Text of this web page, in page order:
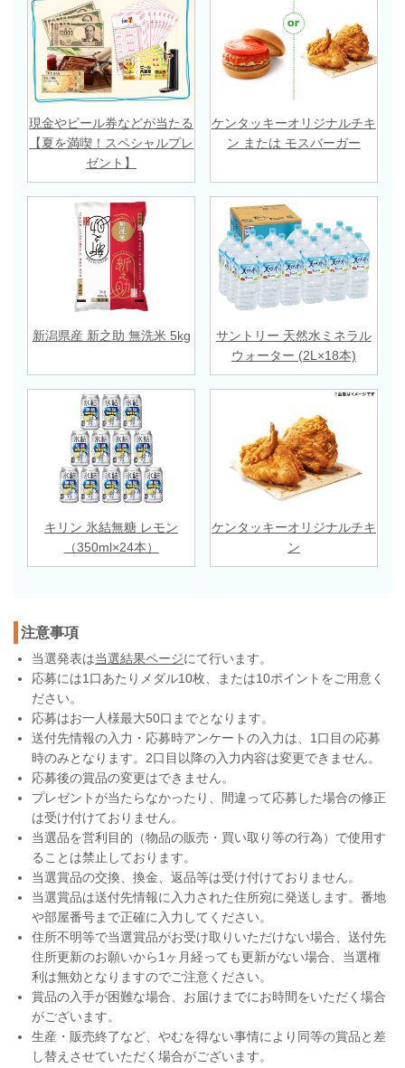
現金やビール券などが当たる
【夏を満喫！スペシャルプレ
ゼント】
ケンタッキーオリジナルチキ
ン または モスバーガー
新潟県産 新之助 無洗米 5kg
サントリー 天然水ミネラル
ウォーター (2L×18本)
キリン 氷結無糖 レモン
（350ml×24本）
ケンタッキーオリジナルチキ
ン
注意事項
当選発表は当選結果ページにて行います。
応募には1口あたりメダル10枚、または10ポイントをご用意く
ださい。
応募はお一人様最大50口までとなります。
送付先情報の入力・応募時アンケートの入力は、1口目の応募
時のみとなります。2口目以降の入力内容は変更できません。
応募後の賞品の変更はできません。
プレゼントが当たらなかったり、間違って応募した場合の修正
は受け付けておりません。
当選品を営利目的（物品の販売・買い取り等の行為）で使用す
ることは禁止しております。
当選賞品の交換、換金、返品等は受け付けておりません。
当選賞品は送付先情報に入力された住所宛に発送します。番地
や部屋番号まで正確に入力してください。
住所不明等で当選賞品がお受け取りいただけない場合、送付先
住所更新のお願いから1ヶ月経っても更新がない場合、当選権
利は無効となりますのでご注意ください。
賞品の入手が困難な場合、お届けまでにお時間をいただく場合
がございます。
生産・販売終了など、やむを得ない事情により同等の賞品と差
し替えさせていただく場合がございます。